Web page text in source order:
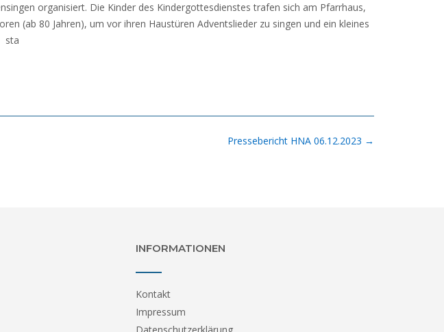
organisiert. Die Kinder des Kindergottesdienstes trafen sich am Pfarrhaus,
(ab 80 Jahren), um vor ihren Haustüren Adventslieder zu singen und ein kleines
sta
Pressebericht HNA 06.12.2023 →
INFORMATIONEN
Kontakt
Impressum